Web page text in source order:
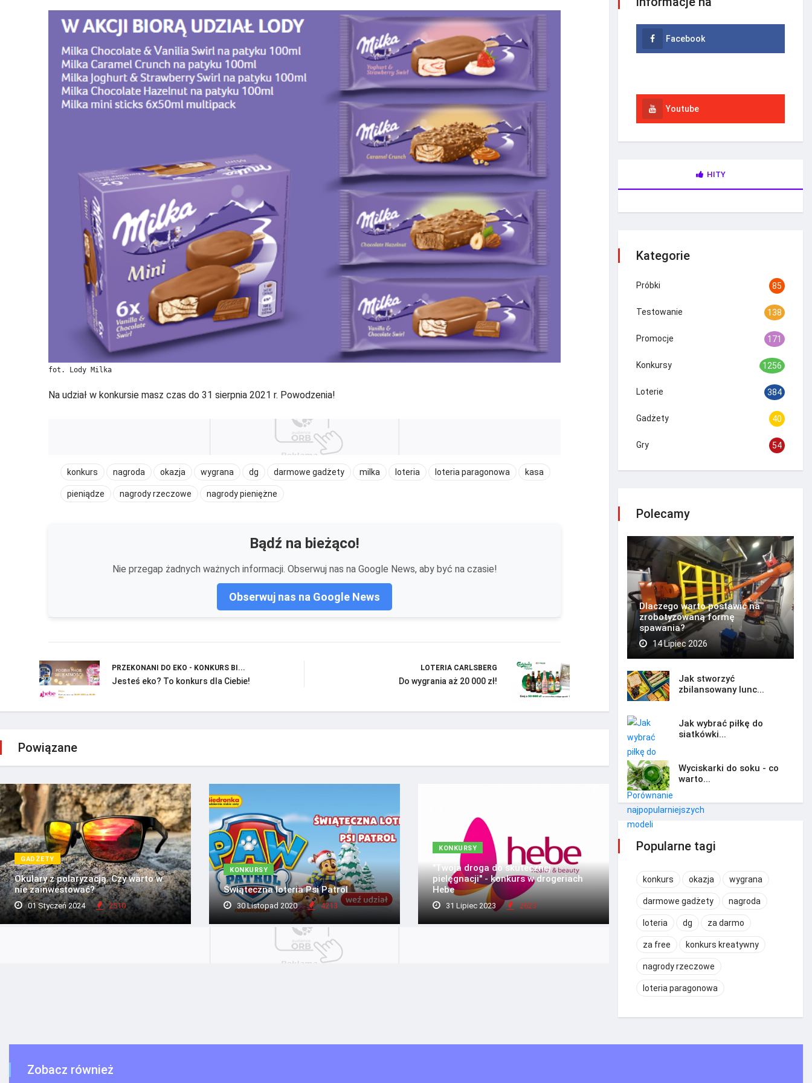
fot. Lody Milka
Na udział w konkursie masz czas do 31 sierpnia 2021 r. Powodzenia!
konkurs nagroda okazja wygrana dg darmowe gadżety milka loteria loteria paragonowa kasa
pieniądze nagrody rzeczowe nagrody pieniężne
Bądź na bieżąco!
Nie przegap żadnych ważnych informacji. Obserwuj nas na Google News, aby być na czasie!
Obserwuj nas na Google News
PRZEKONANI DO EKO - KONKURS BI...
Jesteś eko? To konkurs dla Ciebie!
LOTERIA CARLSBERG
Do wygrania aż 20 000 zł!
Powiązane
GADŻETY
Okulary z polaryzacją. Czy warto w
nie zainwestować?
01 Styczeń 2024 2510
KONKURSY
Świąteczna loteria Psi Patrol
30 Listopad 2020 4213
KONKURSY
"Twoja droga do skutecznej
pielęgnacji" - konkurs w drogeriach
Hebe
31 Lipiec 2023 2623
Facebook
Youtube
HITY
Kategorie
Próbki 85
Testowanie 138
Promocje 171
Konkursy 1256
Loterie 384
Gadżety 40
Gry 54
Polecamy
Dlaczego warto postawić na
zrobotyzowaną formę
spawania?
14 Lipiec 2026
Jak stworzyć
zbilansowany lunc...
Jak wybrać piłkę do
siatkówki...
Wyciskarki do soku - co
warto...
Popularne tagi
konkurs okazja wygrana
darmowe gadżety nagroda
loteria dg za darmo
za free konkurs kreatywny
nagrody rzeczowe
loteria paragonowa
Zobacz również